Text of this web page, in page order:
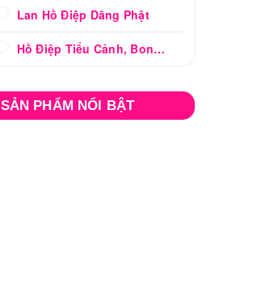
Lan Hồ Điệp Dâng Phật
Hồ Điệp Tiểu Cảnh, Bonsai
SẢN PHẨM NỔI BẬT